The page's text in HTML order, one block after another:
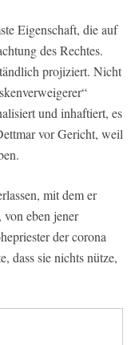
Eigenschaft, die auf
des Rechtes.
projiziert. Nicht
und inhaftiert, es
vor Gericht, weil
mit dem er
eben jener
der corona
dass sie nichts nütze,